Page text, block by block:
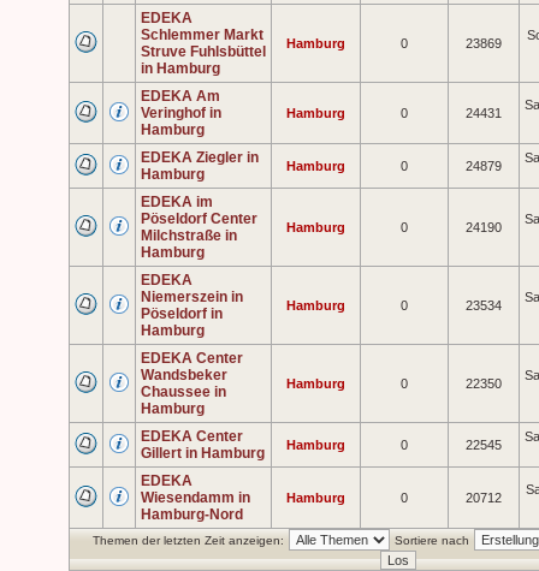
EDEKA
Schlemmer Markt
Struve Fuhlsbüttel
in Hamburg
Hamburg 0 23869
EDEKA Am
Veringhof in
Hamburg
Hamburg 0 24431
EDEKA Ziegler in
Hamburg
Hamburg 0 24879
EDEKA im
Pöseldorf Center
Milchstraße in
Hamburg
Hamburg 0 24190
EDEKA
Niemerszein in
Pöseldorf in
Hamburg
Hamburg 0 23534
EDEKA Center
Wandsbeker
Chaussee in
Hamburg
Hamburg 0 22350
EDEKA Center
Gillert in Hamburg
Hamburg 0 22545
EDEKA
Wiesendamm in
Hamburg-Nord
Hamburg 0 20712
Themen der letzten Zeit anzeigen: Sortiere nach